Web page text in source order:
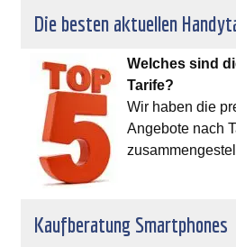
Die besten aktuellen
Welches sind
Tarife?
Wir haben die
Angebote nach
Kaufberatung Smartphones